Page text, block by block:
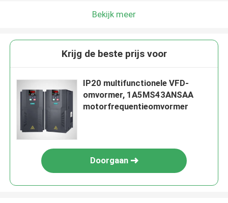
Bekijk meer
Krijg de beste prijs voor
IP20 multifunctionele VFD-
omvormer, 1A5MS43ANSAA
motorfrequentieomvormer
Doorgaan